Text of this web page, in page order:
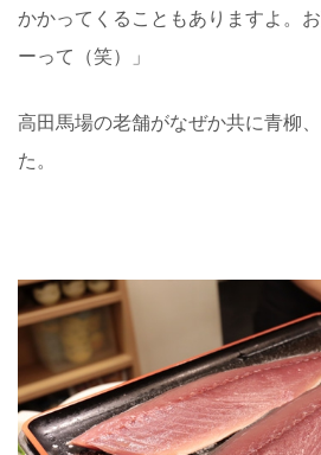
かかってくることもありますよ。
ーって（笑）」
高田馬場の老舗がなぜか共に青柳
た。